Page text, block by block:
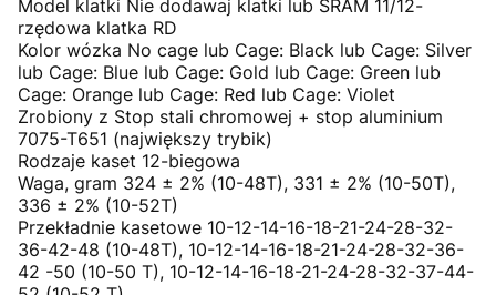
Model klatki Nie dodawaj klatki lub SRAM 11/12-
rzędowa klatka RD
Kolor wózka No cage lub Cage: Black lub Cage: Silver
lub Cage: Blue lub Cage: Gold lub Cage: Green lub
Cage: Orange lub Cage: Red lub Cage: Violet
Zrobiony z Stop stali chromowej + stop aluminium
7075-T651 (największy trybik)
Rodzaje kaset 12-biegowa
Waga, gram 324 ± 2% (10-48T), 331 ± 2% (10-50T),
336 ± 2% (10-52T)
Przekładnie kasetowe 10-12-14-16-18-21-24-28-32-
36-42-48 (10-48T), 10-12-14-16-18-21-24-28-32-36-
42 -50 (10-50 T), 10-12-14-16-18-21-24-28-32-37-44-